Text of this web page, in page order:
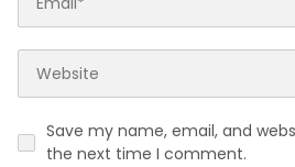
Save my name, email, and
the next time I comment.